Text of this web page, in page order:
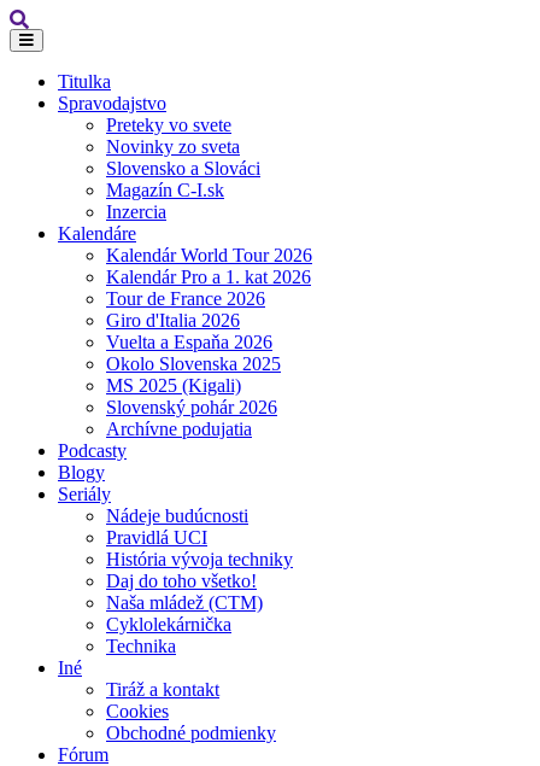
Titulka
Spravodajstvo
Preteky vo svete
Novinky zo sveta
Slovensko a Slováci
Magazín C-I.sk
Inzercia
Kalendáre
Kalendár World Tour 2026
Kalendár Pro a 1. kat 2026
Tour de France 2026
Giro d'Italia 2026
Vuelta a Espaňa 2026
Okolo Slovenska 2025
MS 2025 (Kigali)
Slovenský pohár 2026
Archívne podujatia
Podcasty
Blogy
Seriály
Nádeje budúcnosti
Pravidlá UCI
História vývoja techniky
Daj do toho všetko!
Naša mládež (CTM)
Cyklolekárnička
Technika
Iné
Tiráž a kontakt
Cookies
Obchodné podmienky
Fórum